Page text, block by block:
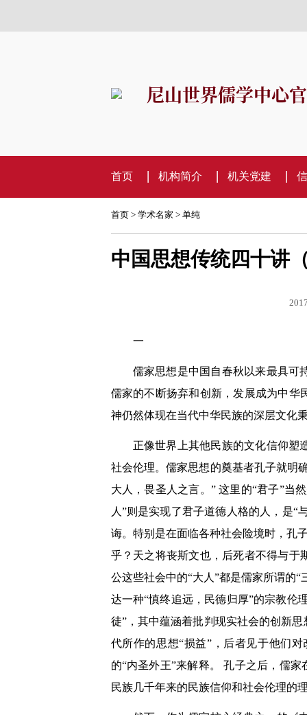
尼山世界儒学中心
首页 机构简介 机关党建
首页> 学术名家 > 单纯
中国思想传统四十讲
一
儒家思想是中国自春秋以来最具可
儒家的不断扬弃和创新，发展成为中华
神仍然体现在当代中华民族的深层文化
正像世界上其他民族的文化信仰塑
社会伦理。儒家思想的奠基者孔子就明
大人，畏圣人之言。”这里的“君子”当
人”则是实现了君子道德人格的人，是“
诲。特别是在面临各种社会险境时，孔
乎？天之将丧斯文也，后死者不得与于
公这些社会中的“大人”都是儒家所谓的
达一种“慎终追远，民德归厚”的宗教伦
徒”，其中蕴涵着批判现实社会的创新
代所作的思想“损益”，后者见于他们
的“内圣外王”来解释。 孔子之后，儒家
民族几千年来的民族信仰和社会伦理的